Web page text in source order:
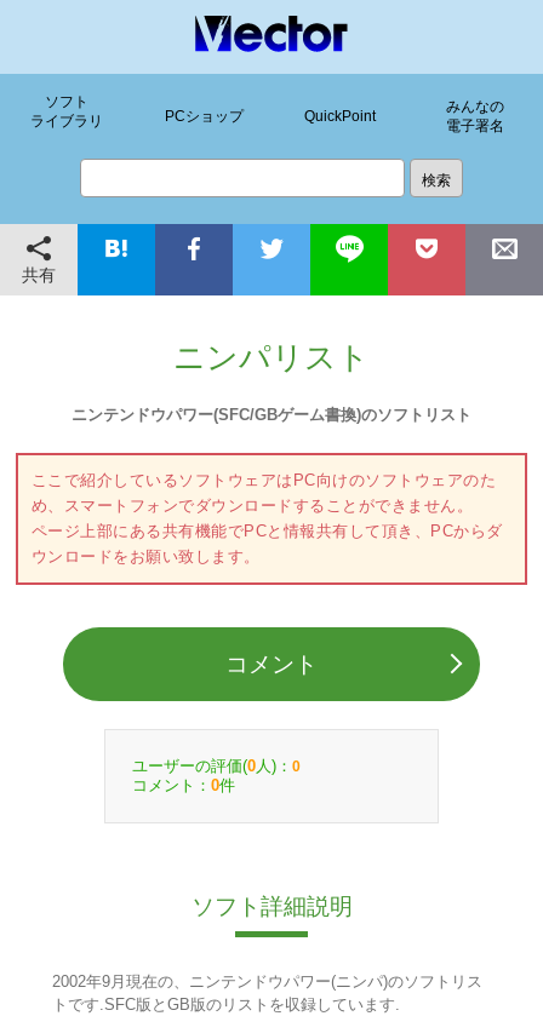
ソフト
ライブラリ
PCショップ QuickPoint
みんなの
電子署名
共有
ニンパリスト
ニンテンドウパワー(SFC/GBゲーム書換)のソフトリスト
ここで紹介しているソフトウェアはPC向けのソフトウェアのた
め、スマートフォンでダウンロードすることができません。
ページ上部にある共有機能でPCと情報共有して頂き、PCからダ
ウンロードをお願い致します。
コメント
ユーザーの評価(0 人)： 0
コメント： 0件
ソフト詳細説明
2002年9月現在の、ニンテンドウパワー(ニンパ)のソフトリス
トです.SFC版とGB版のリストを収録しています.